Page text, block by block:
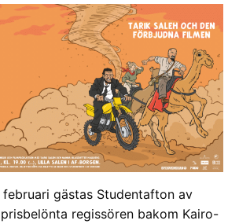
februari gästas Studentafton av
regissören bakom Kairo-